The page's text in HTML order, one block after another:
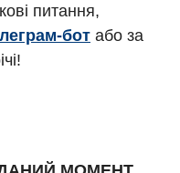
та неврології
питання,
бот або за